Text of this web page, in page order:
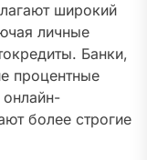
широкий
личные
Банки,
процентные
более строгие